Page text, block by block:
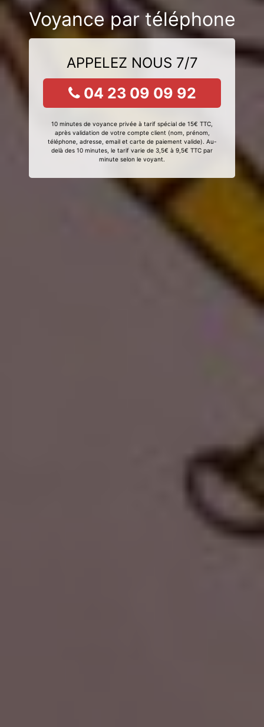
Voyance par téléphone
APPELEZ NOUS 7/7
04 23 09 09 92
10 minutes de voyance privée à tarif spécial de 15€ TTC,
après validation de votre compte client (nom, prénom,
téléphone, adresse, email et carte de paiement valide). Au-
delà des 10 minutes, le tarif varie de 3,5€ à 9,5€ TTC par
minute selon le voyant.